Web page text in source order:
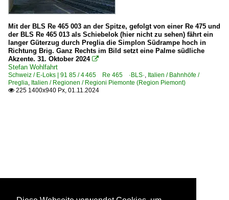
Mit der BLS Re 465 003 an der Spitze, gefolgt von einer Re 475 und
der BLS Re 465 013 als Schiebelok (hier nicht zu sehen) fährt ein
langer Güterzug durch Preglia die Simplon Südrampe hoch in
Richtung Brig. Ganz Rechts im Bild setzt eine Palme südliche
Akzente. 31. Oktober 2024 
Stefan Wohlfahrt
Schweiz / E-Loks | 91 85 / 4 465 Re 465 ·BLS·, Italien / Bahnhöfe /
Preglia, Italien / Regionen / Regioni Piemonte (Region Piemont)
 225 1400x940 Px, 01.11.2024